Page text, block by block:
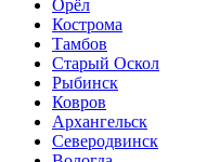
Орёл
Кострома
Тамбов
Старый Оскол
Рыбинск
Ковров
Архангельск
Северодвинск